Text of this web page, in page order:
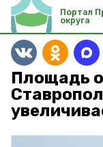
Портал
округа
Площадь